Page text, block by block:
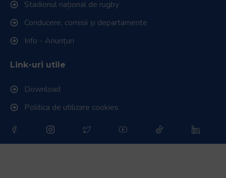
Stadionul național de rugby
Conducere, comisii și departamente
Info - Anunțuri
Link-uri utile
Download
Politica de utilizare cookies